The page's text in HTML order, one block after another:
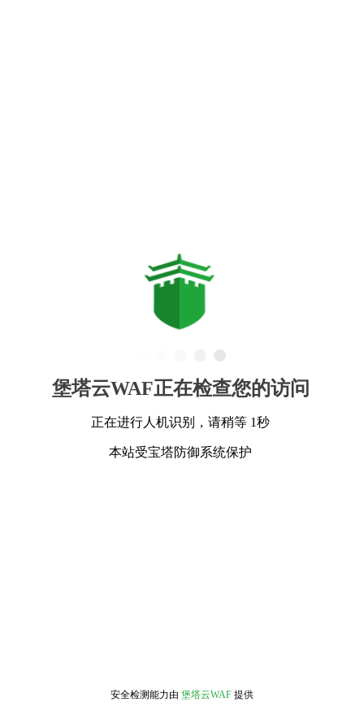
堡塔云WAF正在检查您的访问
正在进行人机识别，请稍等 1秒
本站受宝塔防御系统保护
安全检测能力由 堡塔云WAF 提供